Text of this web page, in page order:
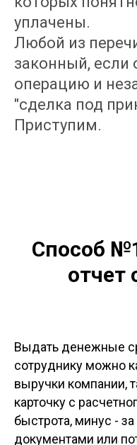
уплачены.
Любой из
законный, если
операцию и
"сделка под
Приступим.
Способ
отчет
Выдать денежные
сотруднику можно
выручки компании,
карточку с
быстрота, минус -
документами или